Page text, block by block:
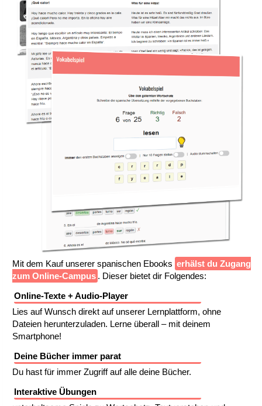
Mit dem Kauf unserer spanischen Ebooks erhälst du Zugang
zum Online-Campus . Dieser bietet dir Folgendes:
Online-Texte + Audio-Player
Lies auf Wunsch direkt auf unserer Lernplattform, ohne
Dateien herunterzuladen. Lerne überall – mit deinem
Smartphone!
Deine Bücher immer parat
Du hast für immer Zugriff auf alle deine Bücher.
Interaktive Übungen